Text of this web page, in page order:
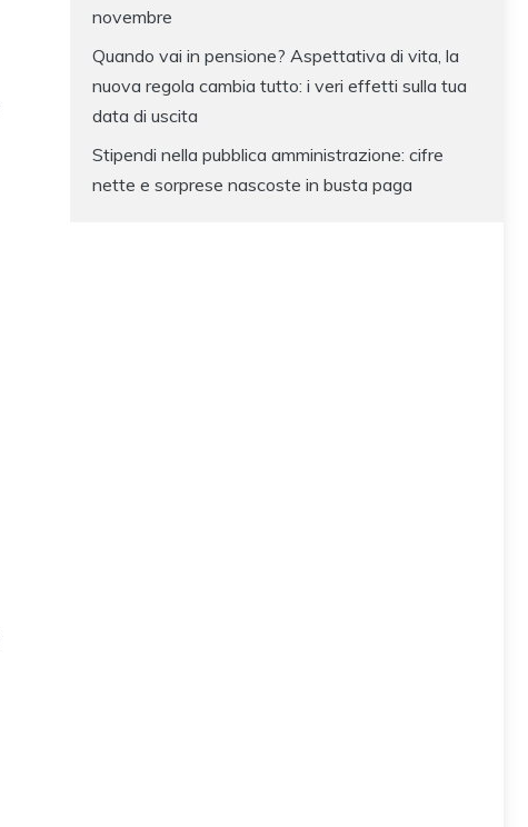
novembre
Quando vai in pensione? Aspettativa di vita, la
nuova regola cambia tutto: i veri effetti sulla tua
data di uscita
Stipendi nella pubblica amministrazione: cifre
nette e sorprese nascoste in busta paga